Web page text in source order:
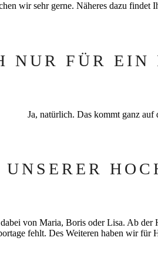
wir sehr gerne. Näheres dazu findet
NUR FÜR EIN
Ja, natürlich. Das kommt ganz auf
von Maria, Boris oder Lisa. Ab
fehlt. Des Weiteren haben wir für